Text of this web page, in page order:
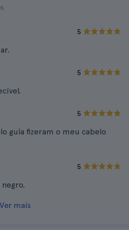
5
5
5
guia fizeram o meu cabelo
5
Ver mais